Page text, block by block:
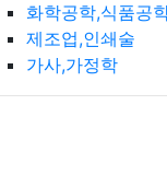
화학공학,식품공
제조업,인쇄술
가사,가정학